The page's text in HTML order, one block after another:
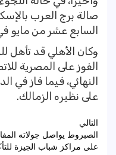
صالة برج العرب
السابع عشر من مايو
وكان الأهلي قد تأهل
الفوز على المصرية
النهائي، فيما فاز في
على نظيره الزمالك.
تصفّح
المقالات
التالي
الصبروط يواصل جولاته
على مراكز شباب الجيزة